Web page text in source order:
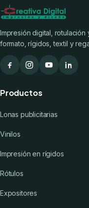
Impresión digital, rotulación
formato, rígidos, textil y
Productos
Lonas publicitarias
Vinilos
Impresión en rígidos
Rótulos
Expositores